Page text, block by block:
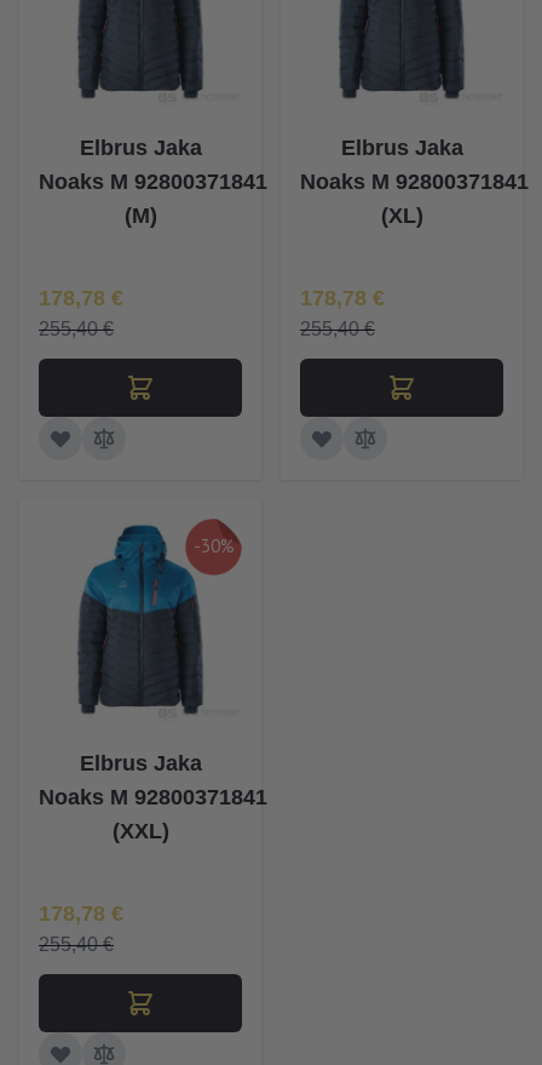
Elbrus Jaka
Noaks M 92800371841
(M)
Īpaša Cena
178,78 €
255,40 €
Elbrus Jaka
Noaks M 92800371841
(XL)
Īpaša Cena
178,78 €
255,40 €
-30%
Elbrus Jaka
Noaks M 92800371841
(XXL)
Īpaša Cena
178,78 €
255,40 €